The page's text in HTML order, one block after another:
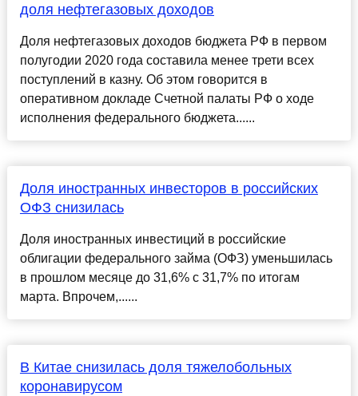
доля нефтегазовых доходов
Доля нефтегазовых доходов бюджета РФ в первом
полугодии 2020 года составила менее трети всех
поступлений в казну. Об этом говорится в
оперативном докладе Счетной палаты РФ о ходе
исполнения федерального бюджета......
Доля иностранных инвесторов в российских
ОФЗ снизилась
Доля иностранных инвестиций в российские
облигации федерального займа (ОФЗ) уменьшилась
в прошлом месяце до 31,6% с 31,7% по итогам
марта. Впрочем,......
В Китае снизилась доля тяжелобольных
коронавирусом